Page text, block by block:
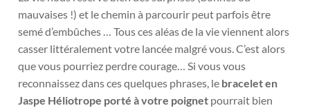
mauvaises !) et le chemin à parcourir peut parfois être
semé d’embûches … Tous ces aléas de la vie viennent alors
casser littéralement votre lancée malgré vous. C’est alors
que vous pourriez perdre courage… Si vous vous
reconnaissez dans ces quelques phrases, le bracelet en
Jaspe Héliotrope porté à votre poignet pourrait bien